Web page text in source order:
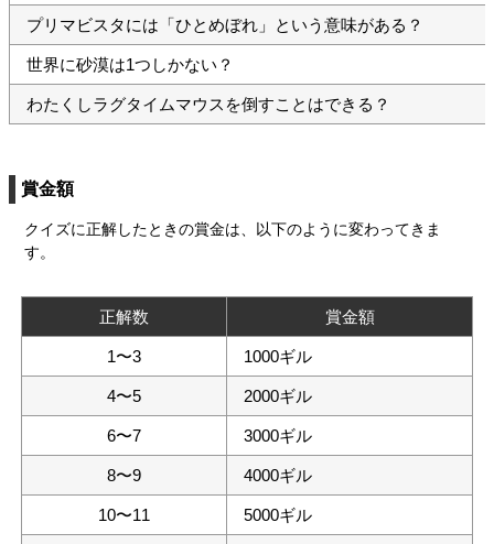
プリマビスタには「ひとめぼれ」という意味がある？
世界に砂漠は1つしかない？
わたくしラグタイムマウスを倒すことはできる？
賞金額
クイズに正解したときの賞金は、以下のように変わってきま
す。
正解数 賞金額
1〜3 1000ギル
4〜5 2000ギル
6〜7 3000ギル
8〜9 4000ギル
10〜11 5000ギル